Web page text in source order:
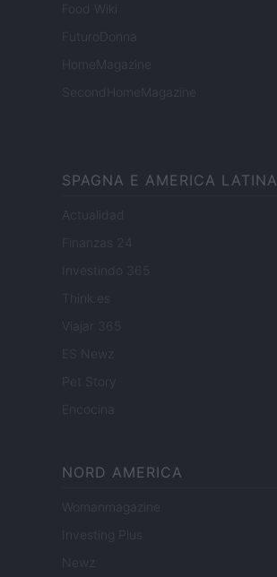
Food Wiki
FuturoDonna
HomeMagazine
SecondHomeMagazine
SPAGNA E AMERICA LATINA
Actualidad
Finanzas 24
Investindo 365
Think.es
Viajar 365
ES Newz
Encocina
NORD AMERICA
Womanmagazine
Investing Plus
Newz